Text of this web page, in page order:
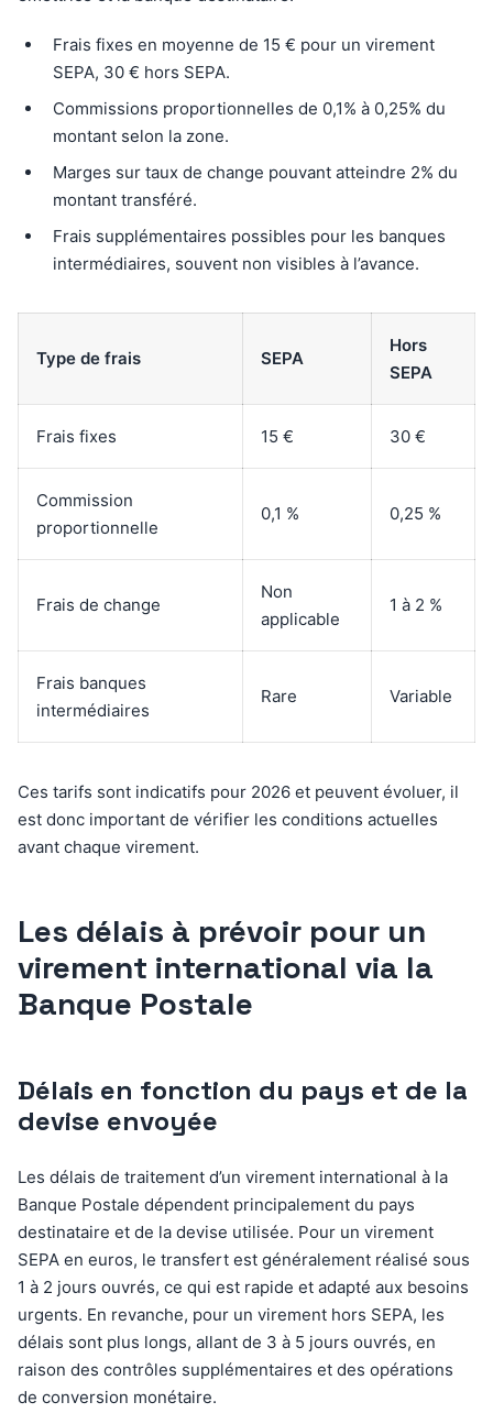
Frais fixes en moyenne de 15 € pour un virement
SEPA, 30 € hors SEPA.
Commissions proportionnelles de 0,1% à 0,25% du
montant selon la zone.
Marges sur taux de change pouvant atteindre 2% du
montant transféré.
Frais supplémentaires possibles pour les banques
intermédiaires, souvent non visibles à l’avance.
Type de frais SEPA
Hors
SEPA
Frais fixes 15 € 30 €
Commission
proportionnelle
0,1 % 0,25 %
Frais de change
Non
applicable
1 à 2 %
Frais banques
intermédiaires
Rare Variable
Ces tarifs sont indicatifs pour 2026 et peuvent évoluer, il
est donc important de vérifier les conditions actuelles
avant chaque virement.
Les délais à prévoir pour un
virement international via la
Banque Postale
Délais en fonction du pays et de la
devise envoyée
Les délais de traitement d’un virement international à la
Banque Postale dépendent principalement du pays
destinataire et de la devise utilisée. Pour un virement
SEPA en euros, le transfert est généralement réalisé sous
1 à 2 jours ouvrés, ce qui est rapide et adapté aux besoins
urgents. En revanche, pour un virement hors SEPA, les
délais sont plus longs, allant de 3 à 5 jours ouvrés, en
raison des contrôles supplémentaires et des opérations
de conversion monétaire.